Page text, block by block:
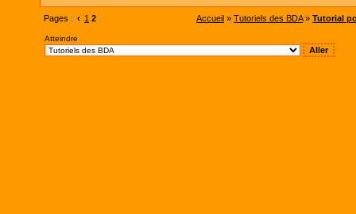
Pages : ‹ 1 2 Accueil » Tutoriels des BDA » Tutorial
Atteindre